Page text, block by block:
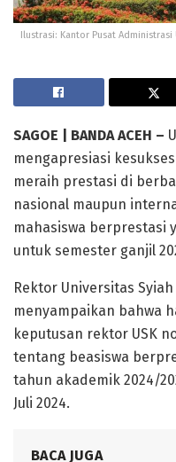
Ilustrasi: Kantor Pusat Administrasi
SAGOE | BANDA ACEH –
mengapresiasi
meraih prestasi di
nasional maupun
mahasiswa berprestasi
untuk semester ganjil
Rektor Universitas
menyampaikan bahwa
keputusan rektor USK
tentang beasiswa
tahun akademik 2024/
Juli 2024.
BACA JUGA